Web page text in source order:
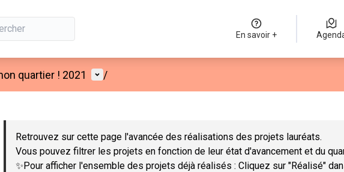
En savoir +
quartier ! 2021 Menu utilisateur
/
la carte
Retrouvez sur cette page l'avancée des réalisations des projets lauréats.
Vous pouvez filtrer les projets en fonction de leur état d'avancement et du
✨Pour afficher l'ensemble des projets déjà réalisés : Cliquez sur "Réalisé"